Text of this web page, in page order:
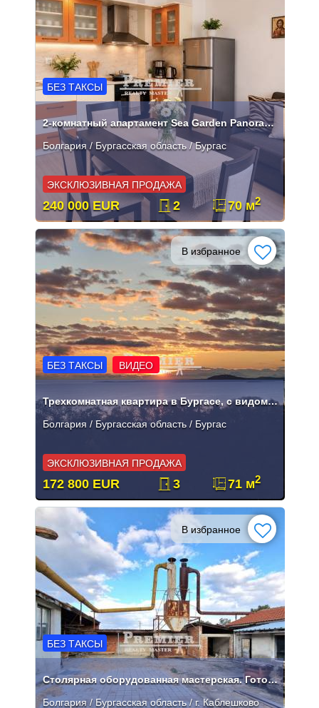
БЕЗ ТАКСЫ
2-комнатный апартамент Sea Garden Panorama первая линия Бургас
Болгария / Бургасская область / Бургас
ЭКСКЛЮЗИВНАЯ ПРОДАЖА
240 000 EUR 2 70 м2
В избранное
БЕЗ ТАКСЫ ВИДЕО
Трехкомнатная квартира в Бургасе, с видом на море на первой линии
Болгария / Бургасская область / Бургас
ЭКСКЛЮЗИВНАЯ ПРОДАЖА
172 800 EUR 3 71 м2
В избранное
БЕЗ ТАКСЫ
Столярная оборудованная мастерская. Готовый бизнес
Болгария / Бургасская область / г. Каблешково